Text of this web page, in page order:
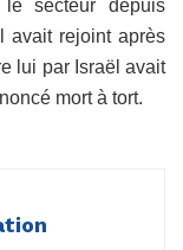
secteur depuis
avait rejoint après
lui par Israël avait
mort à tort.